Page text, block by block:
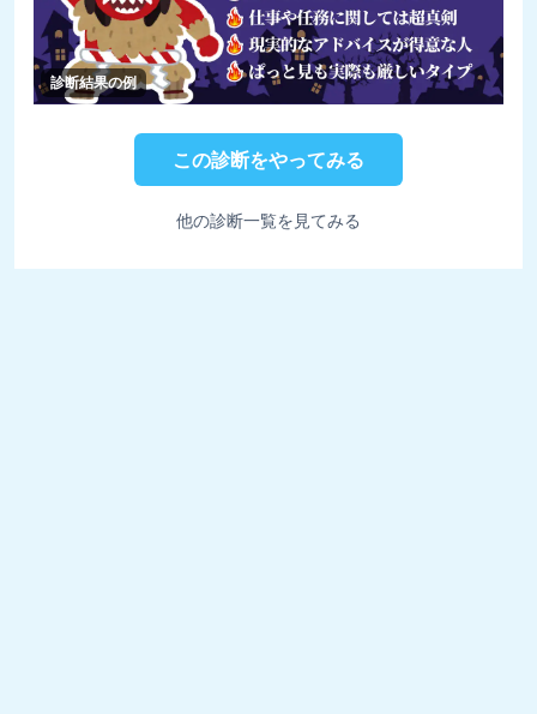
診断結果の例
この診断をやってみる
他の診断一覧を見てみる